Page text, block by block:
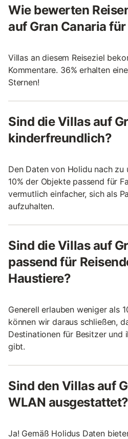
Wie bewerten
auf Gran Canaria
Villas an diesem Reiseziel
Kommentare. 36% erhalten
Sternen!
Sind die Villas auf
kinderfreundlich?
Den Daten von Holidu nach
10% der Objekte passend für
vermutlich einfacher, sich als
aufzuhalten.
Sind die Villas auf
passend für
Haustiere?
Generell erlauben weniger als
können wir daraus schließen,
Destinationen für Besitzer und
gibt.
Sind den Villas auf
WLAN ausgestattet?
Ja! Gemäß Holidus Daten